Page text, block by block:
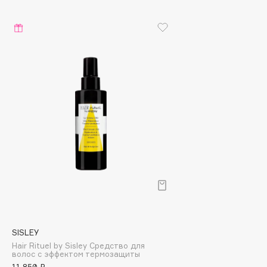
Boadicea The Victorious
Brunello Cucinelli
SISLEY
Hair Rituel by Sisley Средство для
волос с эффектом термозащиты